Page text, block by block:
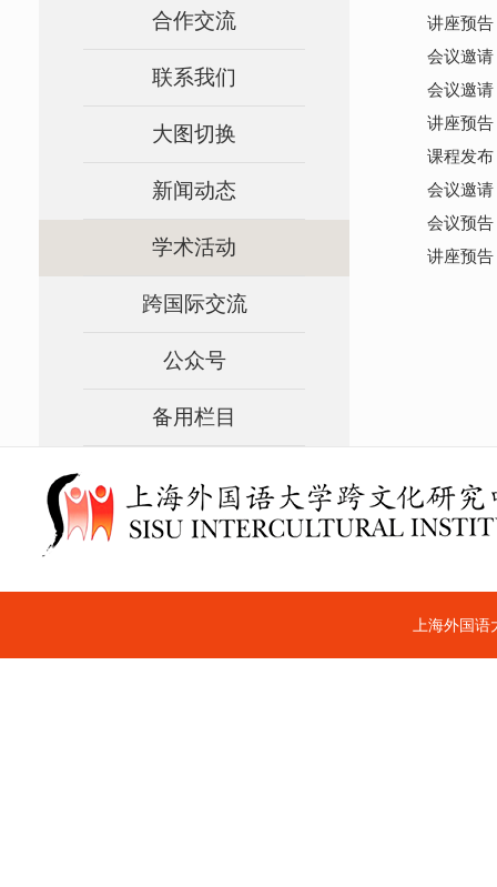
合作交流
联系我们
大图切换
新闻动态
学术活动
跨国际交流
公众号
备用栏目
讲座预
会议邀请
会议邀
讲座预
课程发
会议邀请
会议预告
讲座预
上海外国